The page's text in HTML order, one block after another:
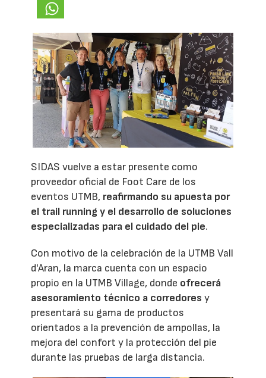
SIDAS vuelve a estar presente como
proveedor oficial de Foot Care de los
eventos UTMB, reafirmando su apuesta por
el trail running y el desarrollo de soluciones
especializadas para el cuidado del pie.
Con motivo de la celebración de la UTMB Vall
d'Aran, la marca cuenta con un espacio
propio en la UTMB Village, donde ofrecerá
asesoramiento técnico a corredores y
presentará su gama de productos
orientados a la prevención de ampollas, la
mejora del confort y la protección del pie
durante las pruebas de larga distancia.